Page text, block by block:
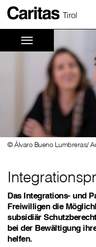
Tirol
© Álvaro Bueno Lumbreras/
Das Integrations- und
Freiwilligen die
subsidiär
bei der Bewältigung
helfen.